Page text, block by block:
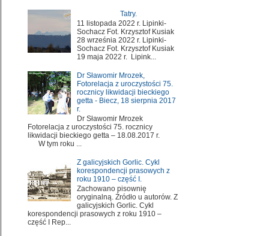
Tatry.
11 listopada 2022 r. Lipinki-
Sochacz Fot. Krzysztof Kusiak
28 września 2022 r. Lipinki-
Sochacz Fot. Krzysztof Kusiak
19 maja 2022 r. Lipink...
Dr Sławomir Mrozek,
Fotorelacja z uroczystości 75.
rocznicy likwidacji bieckiego
getta - Biecz, 18 sierpnia 2017
r.
Dr Sławomir Mrozek
Fotorelacja z uroczystości 75. rocznicy
likwidacji bieckiego getta – 18.08.2017 r.
W tym roku ...
Z galicyjskich Gorlic. Cykl
korespondencji prasowych z
roku 1910 – część I.
Zachowano pisownię
oryginalną. Źródło u autorów. Z
galicyjskich Gorlic. Cykl
korespondencji prasowych z roku 1910 –
część I Rep...